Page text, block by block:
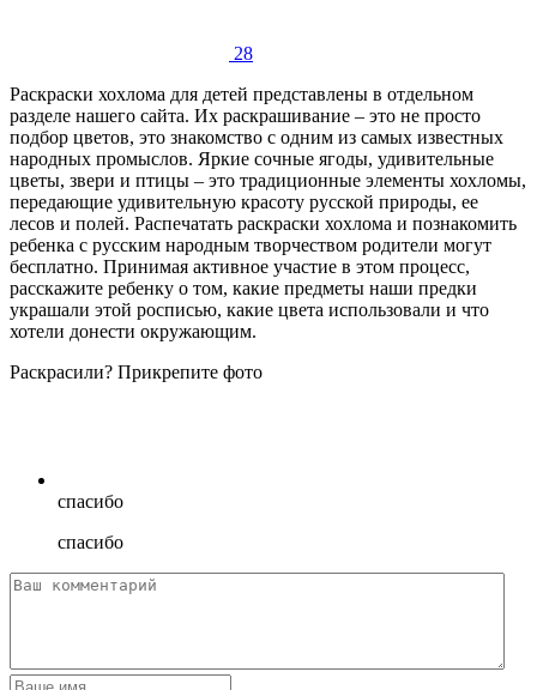
28
Раскраски хохлома для детей представлены в отдельном
разделе нашего сайта. Их раскрашивание – это не просто
подбор цветов, это знакомство с одним из самых известных
народных промыслов. Яркие сочные ягоды, удивительные
цветы, звери и птицы – это традиционные элементы хохломы,
передающие удивительную красоту русской природы, ее
лесов и полей. Распечатать раскраски хохлома и познакомить
ребенка с русским народным творчеством родители могут
бесплатно. Принимая активное участие в этом процесс,
расскажите ребенку о том, какие предметы наши предки
украшали этой росписью, какие цвета использовали и что
хотели донести окружающим.
Раскрасили? Прикрепите фото
спасибо
спасибо